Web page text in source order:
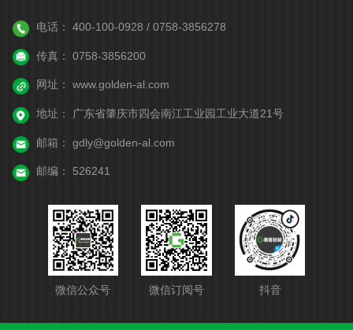
电话： 400-100-0928 / 0758-3856278
传真： 0758-3856200
网址： www.golden-al.com
地址： 广东省肇庆市四会南江工业园工业大道21号
邮箱： gdly@golden-al.com
邮编： 526241
微信公众号 微信订阅号 抖音